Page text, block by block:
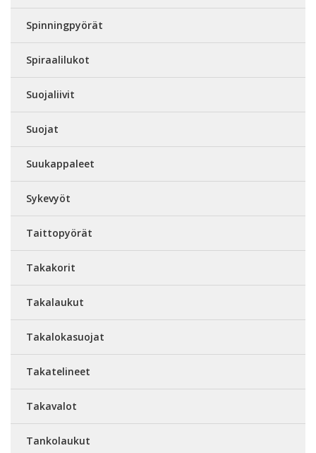
Spinningpyörät
Spiraalilukot
Suojaliivit
Suojat
Suukappaleet
Sykevyöt
Taittopyörät
Takakorit
Takalaukut
Takalokasuojat
Takatelineet
Takavalot
Tankolaukut